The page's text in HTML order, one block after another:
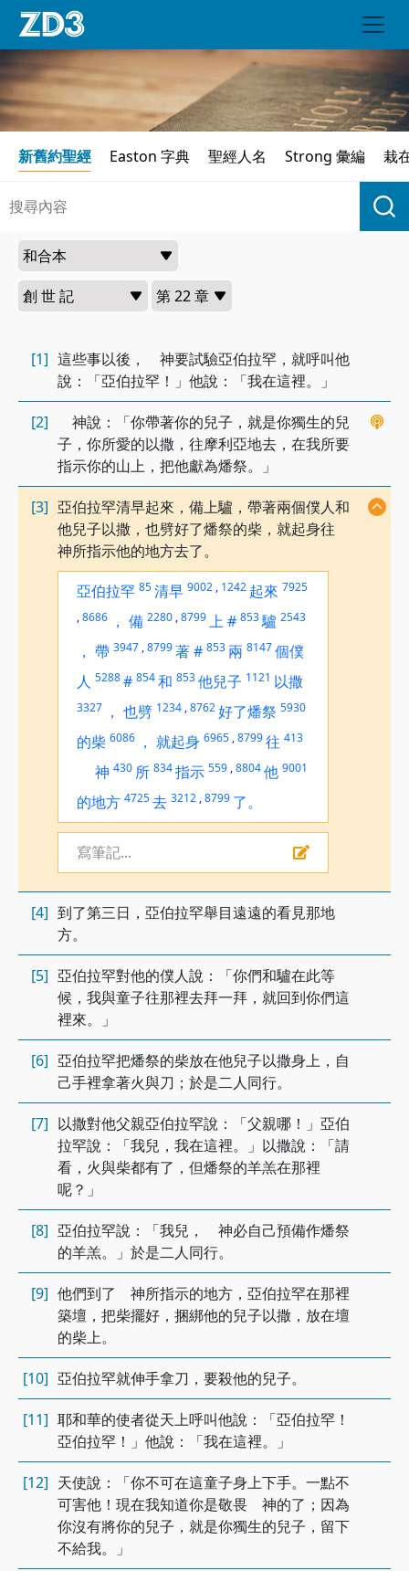
新舊約聖經 Easton 字典 聖經人名 Strong 彙編 栽
[1] 這些事以後， 神要試驗亞伯拉罕，就呼叫他
說：「亞伯拉罕！」他說：「我在這裡。」
[2]
神說：「你帶著你的兒子，就是你獨生的兒
子，你所愛的以撒，往摩利亞地去，在我所要
指示你的山上，把他獻為燔祭。」
[3] 亞伯拉罕清早起來，備上驢，帶著兩個僕人和
他兒子以撒，也劈好了燔祭的柴，就起身往
神所指示他的地方去了。
亞伯拉罕 85清早 9002 , 1242 起來 7925
,8686 ， 備 2280 ,8799上# 853驢 2543
， 帶 3947 ,8799著# 853 兩 8147個僕
人 5288# 854和 853他兒子 1121 以撒
3327 ， 也劈 1234 ,8762好了燔祭 5930
的柴 6086 ， 就起身 6965 ,8799往 413
神 430 所 834指示 559 ,8804他 9001
的地方 4725去 3212 ,8799 了。
寫筆記...
[4] 到了第三日，亞伯拉罕舉目遠遠的看見那地
方。
[5] 亞伯拉罕對他的僕人說：「你們和驢在此等
候，我與童子往那裡去拜一拜，就回到你們這
裡來。」
[6] 亞伯拉罕把燔祭的柴放在他兒子以撒身上，自
己手裡拿著火與刀；於是二人同行。
[7] 以撒對他父親亞伯拉罕說：「父親哪！」亞伯
拉罕說：「我兒，我在這裡。」以撒說：「請
看，火與柴都有了，但燔祭的羊羔在那裡
呢？」
[8] 亞伯拉罕說：「我兒， 神必自己預備作燔祭
的羊羔。」於是二人同行。
[9] 他們到了 神所指示的地方，亞伯拉罕在那裡
築壇，把柴擺好，捆綁他的兒子以撒，放在壇
的柴上。
[10] 亞伯拉罕就伸手拿刀，要殺他的兒子。
[11] 耶和華的使者從天上呼叫他說：「亞伯拉罕！
亞伯拉罕！」他說：「我在這裡。」
[12] 天使說：「你不可在這童子身上下手。一點不
可害他！現在我知道你是敬畏 神的了；因為
你沒有將你的兒子，就是你獨生的兒子，留下
不給我。」